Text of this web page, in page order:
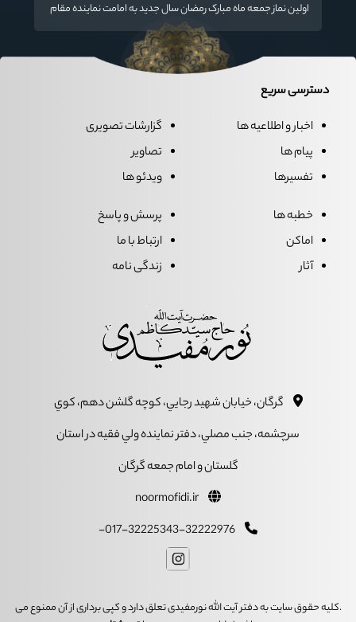
اولین نماز جمعه ماه مبارک رمضان سال جدید به امامت نماینده مقام
معظم رهبری دراستان گلستان اقامه می گردد.
دسترسی سریع
اخبار و اطلاعیه ها
پیام ها
تفسیرها
گزارشات تصویری
تصاویر
ویدئو ها
خطبه ها
اماکن
آثار
پرسش و پاسخ
ارتباط با ما
زندگی نامه
گرگان، خيابان شهيد رجايي، کوچه گلشن دهم، کوي
سرچشمه، جنب مصلي، دفتر نماينده ولي فقيه در استان
گلستان و امام جمعه گرگان
.کلیه حقوق سایت به دفتر آیت الله نورمفیدی تعلق دارد و کپی برداری از آن ممنوع می